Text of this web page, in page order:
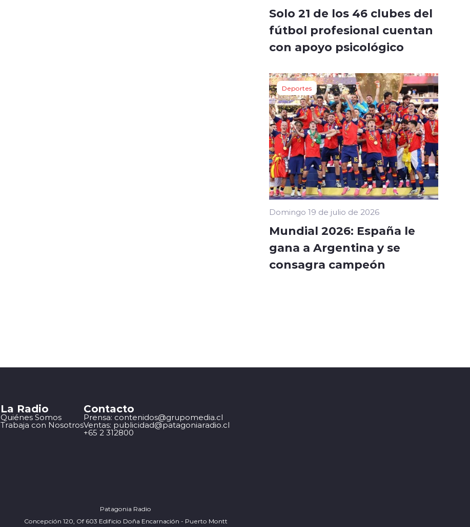
Solo 21 de los 46 clubes del
fútbol profesional cuentan
con apoyo psicológico
Deportes
Domingo 19 de julio de 2026
Mundial 2026: España le
gana a Argentina y se
consagra campeón
La Radio
Quiénes Somos
Trabaja con Nosotros
Contacto
Prensa: contenidos@grupomedia.cl
Ventas: publicidad@patagoniaradio.cl
+65 2 312800
Patagonia Radio
Concepción 120, Of 603 Edificio Doña Encarnación - Puerto Montt